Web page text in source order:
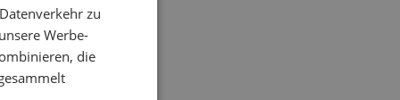
zu
Werbe-
die